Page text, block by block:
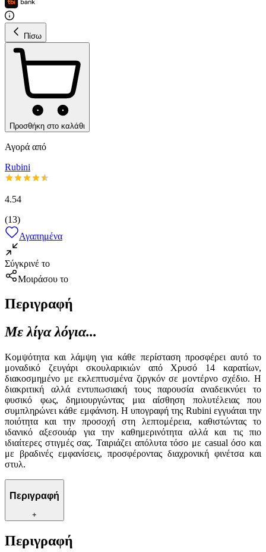
Πίσω
Προσθήκη στο καλάθι
Αγορά από
Rubini
4.54
(13)
Αγαπημένα
Σύγκρινέ το
Μοιράσου το
Περιγραφή
Με λίγα λόγια...
Κομψότητα και λάμψη για κάθε περίσταση προσφέρει αυτό το
μοναδικό ζευγάρι σκουλαρικιών από Χρυσό 14 καρατίων,
διακοσμημένο με εκλεπτυσμένα ζιργκόν σε μοντέρνο σχέδιο. Η
διακριτική αλλά εντυπωσιακή τους παρουσία αναδεικνύει το
φυσικό φως, δημιουργώντας μια αίσθηση πολυτέλειας που
συμπληρώνει κάθε εμφάνιση. Η υπογραφή της Rubini εγγυάται την
ποιότητα και την προσοχή στη λεπτομέρεια, καθιστώντας το
ιδανικό αξεσουάρ για την καθημερινότητα αλλά και τις πιο
ιδιαίτερες στιγμές σας. Ταιριάζει απόλυτα τόσο με casual όσο και
με βραδινές εμφανίσεις, προσφέροντας διαχρονική φινέτσα και
στυλ.
Περιγραφή
+
Περιγραφή